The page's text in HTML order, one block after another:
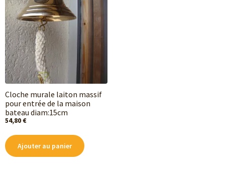
Cloche murale laiton massif
pour entrée de la maison
bateau diam:15cm
54,80€
Ajouter au panier